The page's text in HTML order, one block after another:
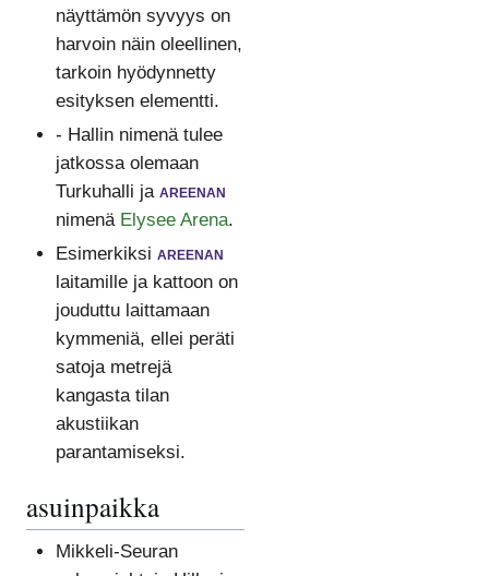
näyttämön syvyys on
harvoin näin oleellinen,
tarkoin hyödynnetty
esityksen elementti.
- Hallin nimenä tulee
jatkossa olemaan
Turkuhalli ja areenan
nimenä Elysee Arena.
Esimerkiksi areenan
laitamille ja kattoon on
jouduttu laittamaan
kymmeniä, ellei peräti
satoja metrejä
kangasta tilan
akustiikan
parantamiseksi.
asuinpaikka
Mikkeli-Seuran